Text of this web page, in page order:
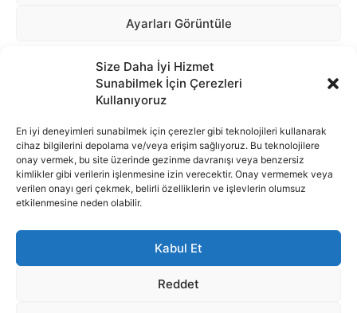
Size Daha İyi Hizmet
Sunabilmek İçin Çerezleri
Kullanıyoruz
En iyi deneyimleri sunabilmek için çerezler gibi teknolojileri kullanarak
cihaz bilgilerini depolama ve/veya erişim sağlıyoruz. Bu teknolojilere
onay vermek, bu site üzerinde gezinme davranışı veya benzersiz
kimlikler gibi verilerin işlenmesine izin verecektir. Onay vermemek veya
verilen onayı geri çekmek, belirli özelliklerin ve işlevlerin olumsuz
etkilenmesine neden olabilir.
Kabul Et
Reddet
İnternet portalımızda yer alan tüm haber metini, resim ve benzeri
içeriğin hakları Sigortamedya Yayıncılık A.Ş.'ye aittir. Hiçbir şekilde
basılı ya da elektronik bir ortamda, kaynak gösterilse bile izin
e-Mail Adresimiz: info@sigortamedia.com